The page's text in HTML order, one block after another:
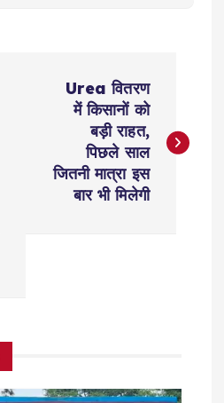
Urea वितरण
में किसानों को
बड़ी राहत,
पिछले साल
जितनी मात्रा इस
बार भी मिलेगी